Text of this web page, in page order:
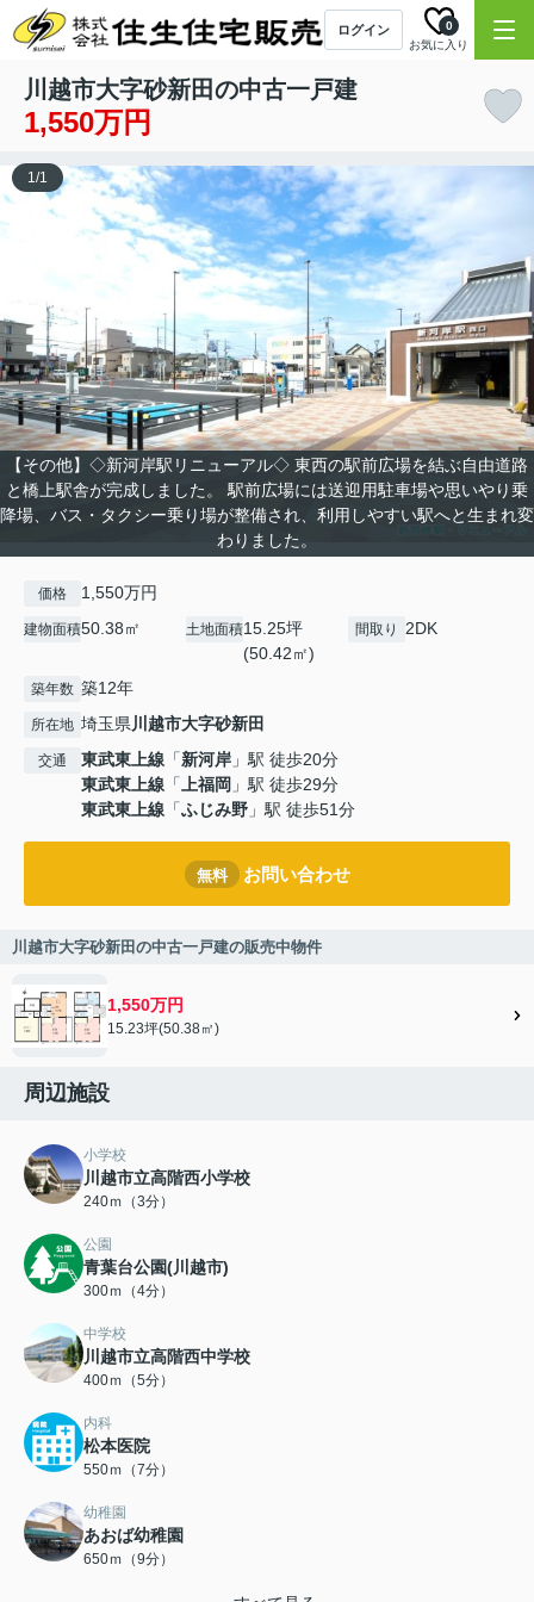
ログイン
お気に入り
0
川越市大字砂新田の中古一戸建
1,550万円
【その他】◇新河岸駅リニューアル◇ 東西の駅前広場を結ぶ自由道路
と橋上駅舎が完成しました。 駅前広場には送迎用駐車場や思いやり乗
降場、バス・タクシー乗り場が整備され、利用しやすい駅へと生まれ変
わりました。
1/1
価格 1,550万円
建物面積50.38㎡ 土地面積15.25坪
(50.42㎡)
間取り 2DK
築年数 築12年
所在地 埼玉県川越市大字砂新田
交通 東武東上線 「新河岸 」駅 徒歩20分
東武東上線 「上福岡 」駅 徒歩29分
東武東上線 「ふじみ野 」駅 徒歩51分
無料 お問い合わせ
川越市大字砂新田の中古一戸建の販売中物件
1,550万円
15.23坪(50.38㎡)
周辺施設
小学校
川越市立高階西小学校
240ｍ（3分）
公園
青葉台公園(川越市)
300ｍ（4分）
中学校
川越市立高階西中学校
400ｍ（5分）
内科
松本医院
550ｍ（7分）
幼稚園
あおば幼稚園
650ｍ（9分）